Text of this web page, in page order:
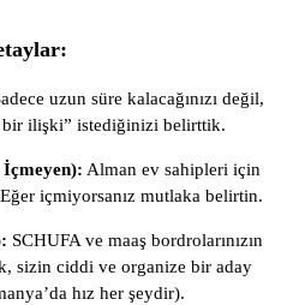
uzun süre kalacağınızı değil,
bir ilişki” istediğinizi belirttik.
Alman ev sahipleri için
içmiyorsanız mutlaka belirtin.
SCHUFA ve maaş bordrolarınızın
sizin ciddi ve organize bir aday
hız her şeydir).